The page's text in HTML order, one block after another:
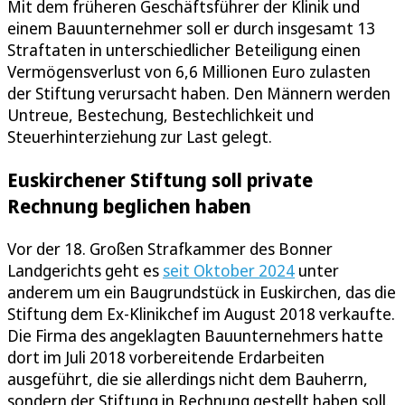
Mit dem früheren Geschäftsführer der Klinik und
einem Bauunternehmer soll er durch insgesamt 13
Straftaten in unterschiedlicher Beteiligung einen
Vermögensverlust von 6,6 Millionen Euro zulasten
der Stiftung verursacht haben. Den Männern werden
Untreue, Bestechung, Bestechlichkeit und
Steuerhinterziehung zur Last gelegt.
Euskirchener Stiftung soll private
Rechnung beglichen haben
Vor der 18. Großen Strafkammer des Bonner
Landgerichts geht es seit Oktober 2024 unter
anderem um ein Baugrundstück in Euskirchen, das die
Stiftung dem Ex-Klinikchef im August 2018 verkaufte.
Die Firma des angeklagten Bauunternehmers hatte
dort im Juli 2018 vorbereitende Erdarbeiten
ausgeführt, die sie allerdings nicht dem Bauherrn,